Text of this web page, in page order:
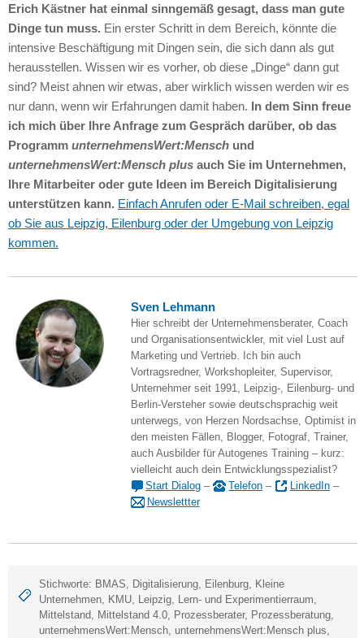
Erich Kästner hat einmal sinngemäß gesagt, dass man gute
Dinge tun muss. Ein erster Schritt in dem Bereich, könnte die
intensive Beschäftigung mit Dingen sein, die sich dann als gut
herausstellen. Wissen wir es vorher, ob diese „Dinge“ dann gut
sind? Meist ahnen wir etwas, aber wirklich wissen werden wir es
nur dann, wenn wir Erfahrungen damit haben. In dem Sinn freue
ich mich über Ihre Anfrage zum Gespräch darüber, ob das
Programm unternehmensWert:Menschund
unternehmensWert:Mensch plusauch Sie im Unternehmen,
Ihre Mitarbeiter oder gute Ideen im Bereich Digitalisierung
unterstützen kann. Einfach Anrufen oder E-Mail schreiben, egal
ob Sie aus Leipzig, Eilenburg oder der Umgebung von Leipzig
kommen.
Sven Lehmann
Hier schreibt der Unternehmensberater, Coach
und Organisationsentwickler, mit viel Lust auf
Marketing und Vertrieb. Ich bin auch
Vortragsredner, Workshopleiter, Supervisor,
Unternehmer seit 1991, Leipzig-, Eilenburg- und
Berlin-Versteher sowie deutschsprachig weit
unterwegs, von Herzen Nordsachse, Optimist in
den meisten Fällen, Blogger, Fotograf, Trainer,
auch Ausbilder für Autogenes Training – kurz:
vielleicht auch dein Entwicklungsspezialist?
Start Dialog – Telefon – LinkedIn –
Newslettter
Stichworte: BMAS Digitalisierung Eilenburg Kleine
Unternehmen KMU Leipzig Lern- und Experimentierraum
Mittelstand Mittelstand 4.0 Prozessberater, Prozessberatung
unternehmensWert:Mensch unternehmensWert:Mensch plus